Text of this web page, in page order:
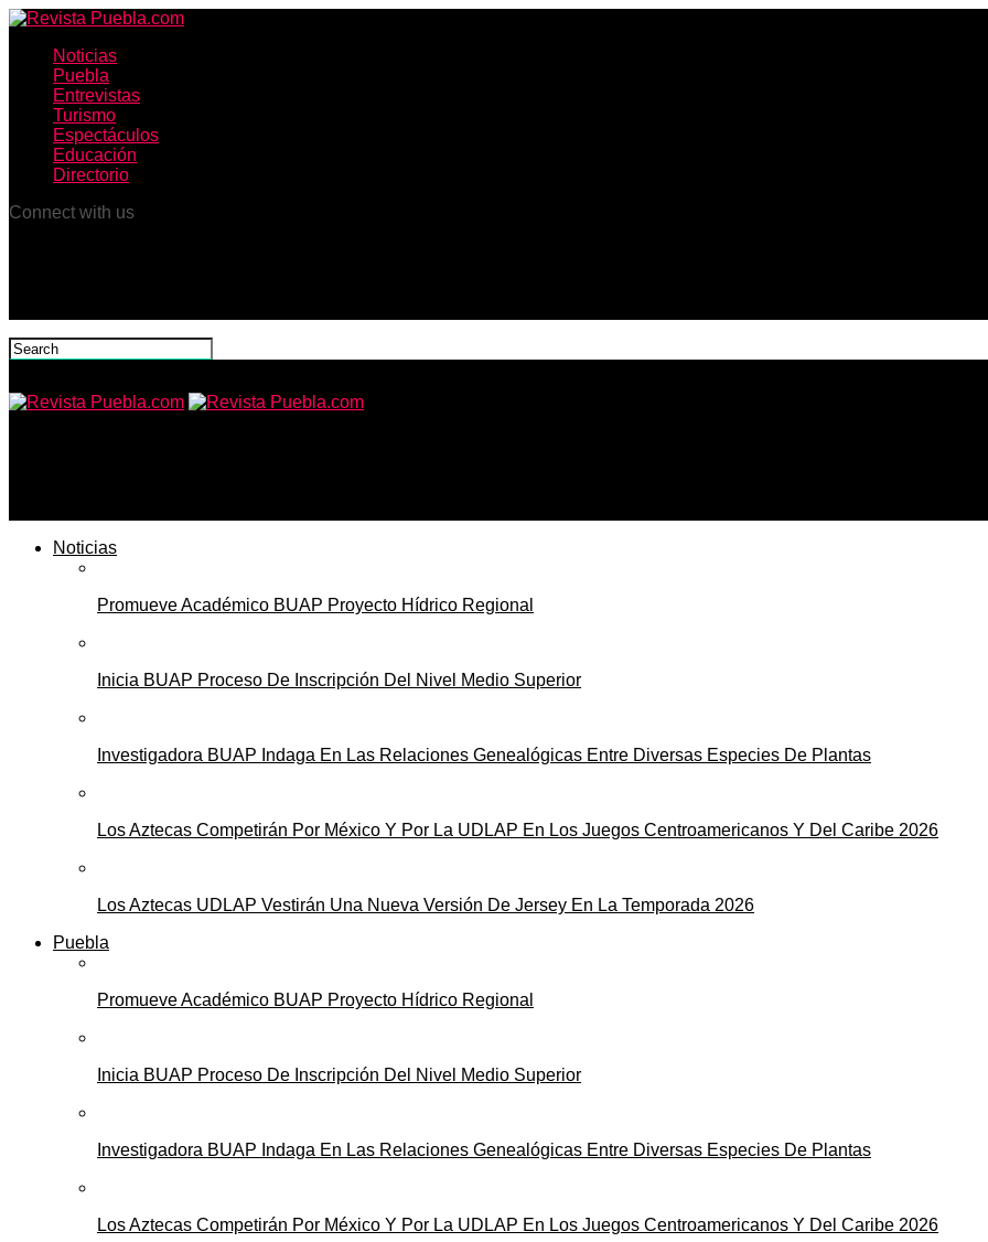
Noticias
Puebla
Entrevistas
Turismo
Espectáculos
Educación
Directorio
Connect with us
Noticias
Promueve Académico BUAP Proyecto Hídrico Regional
Inicia BUAP Proceso De Inscripción Del Nivel Medio Superior
Investigadora BUAP Indaga En Las Relaciones Genealógicas Entre Diversas Especies De Plantas
Los Aztecas Competirán Por México Y Por La UDLAP En Los Juegos Centroamericanos Y Del Caribe 2026
Los Aztecas UDLAP Vestirán Una Nueva Versión De Jersey En La Temporada 2026
Puebla
Promueve Académico BUAP Proyecto Hídrico Regional
Inicia BUAP Proceso De Inscripción Del Nivel Medio Superior
Investigadora BUAP Indaga En Las Relaciones Genealógicas Entre Diversas Especies De Plantas
Los Aztecas Competirán Por México Y Por La UDLAP En Los Juegos Centroamericanos Y Del Caribe 2026